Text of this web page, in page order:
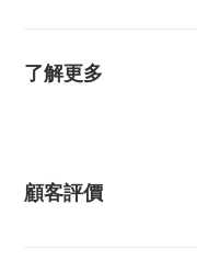
了解更多
顧客評價